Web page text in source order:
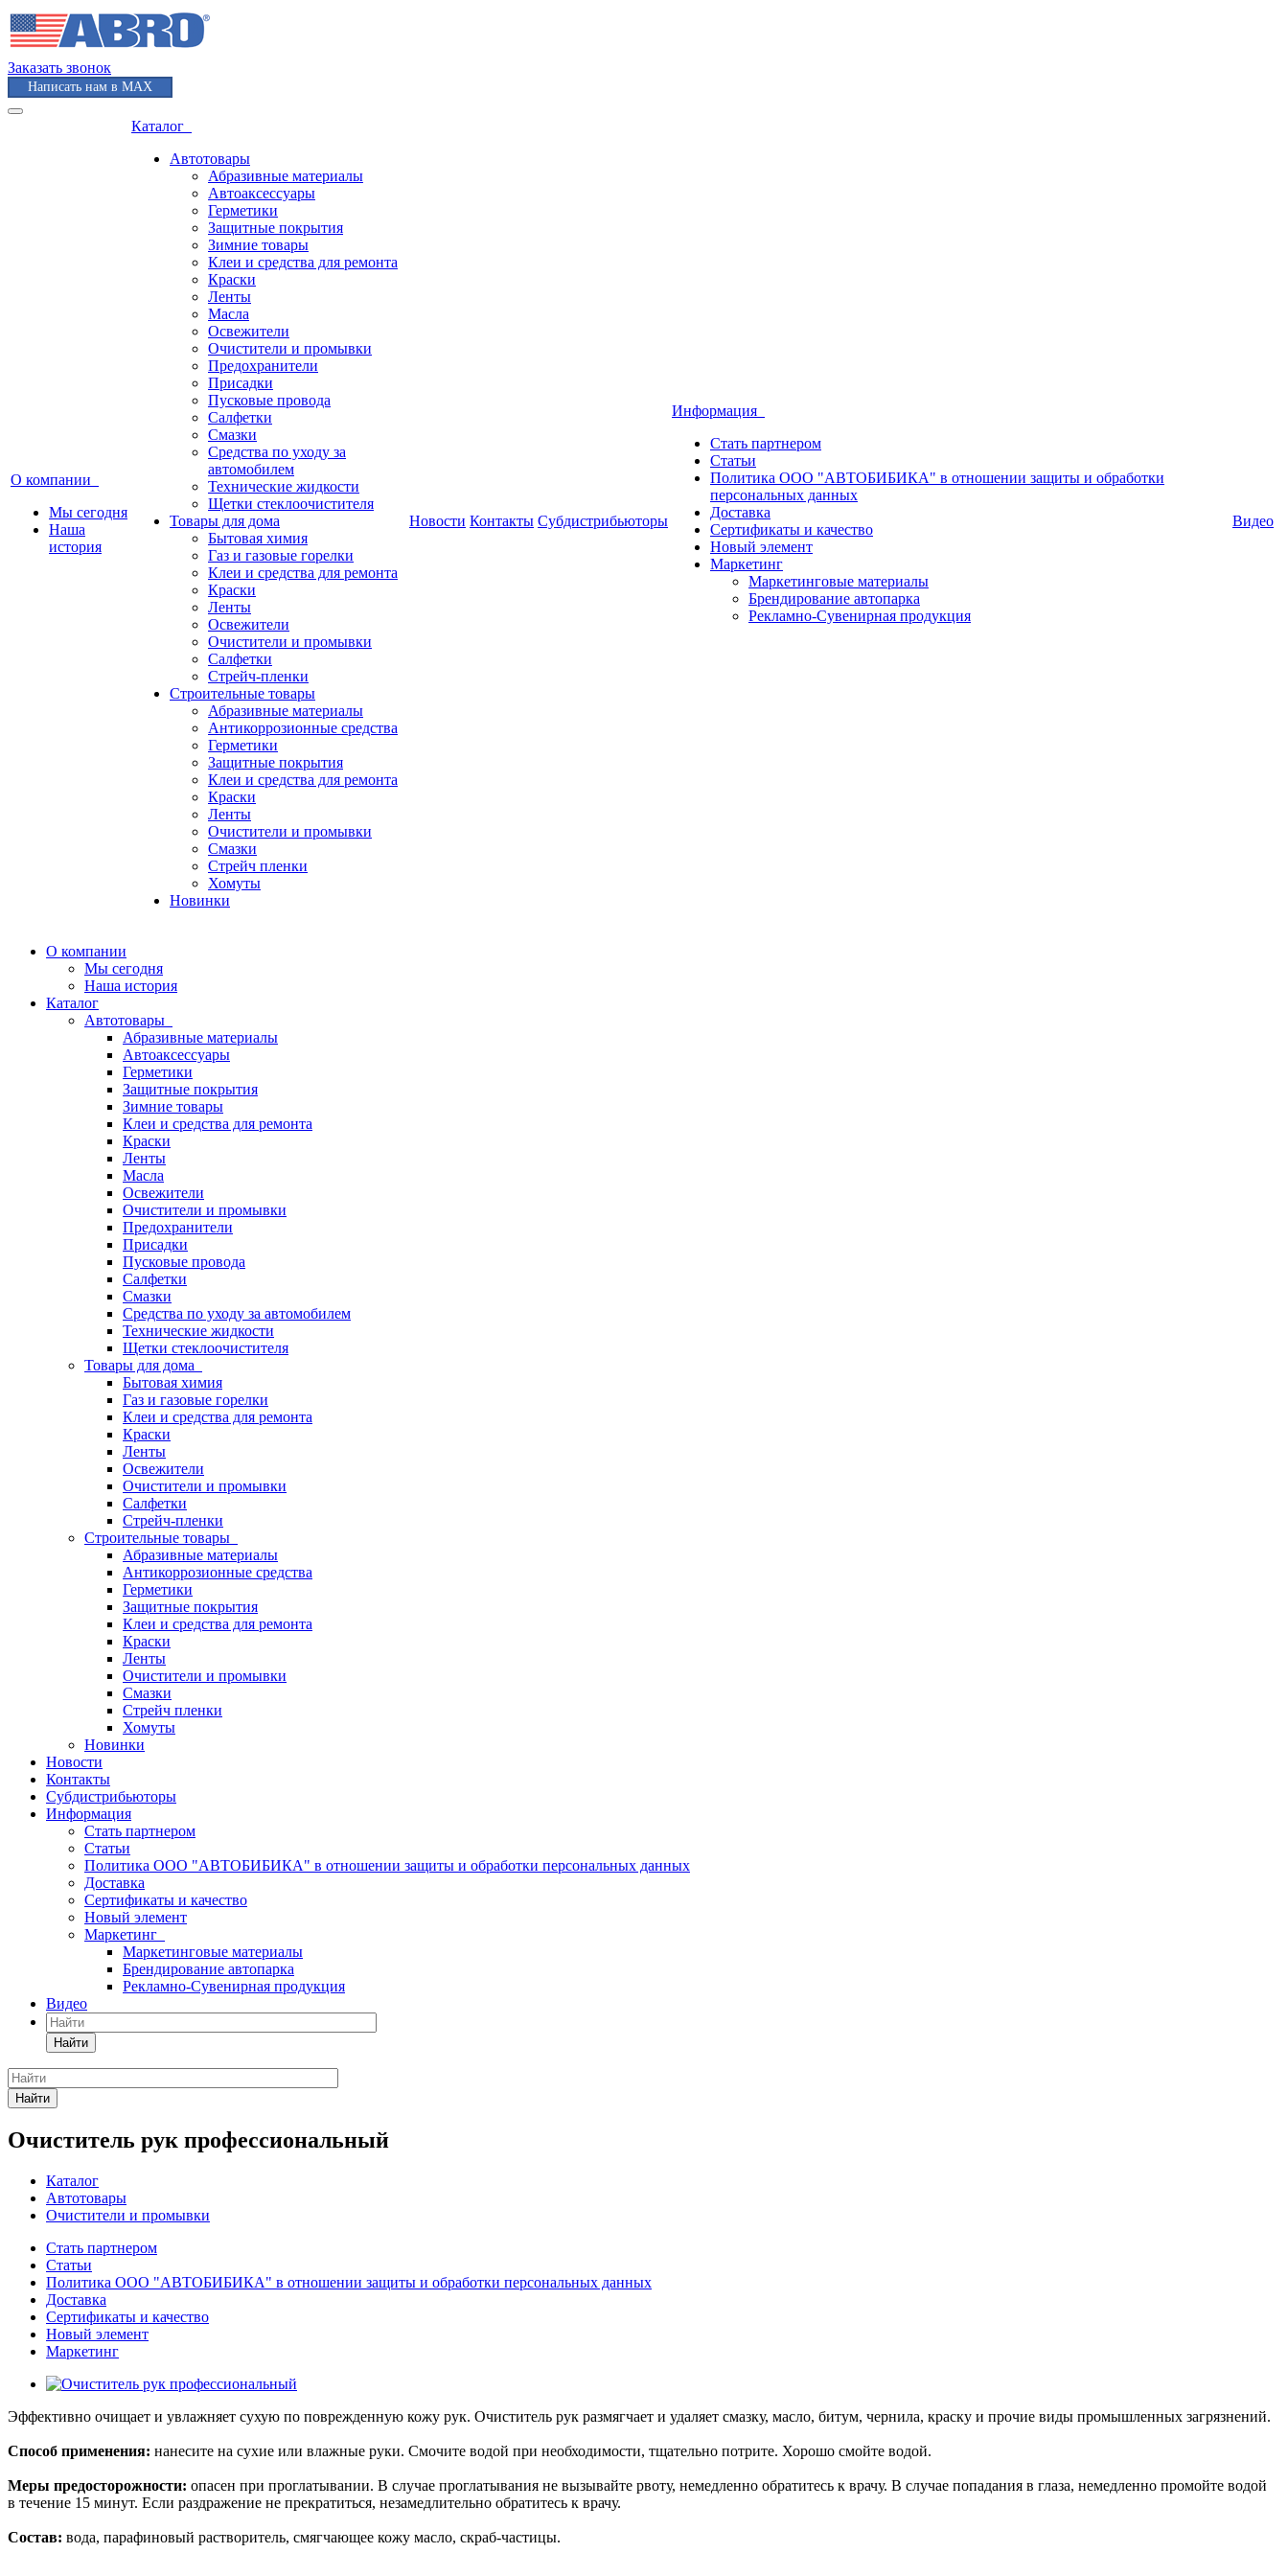
Заказать звонок
Написать нам в MAX
О компании
Мы сегодня
Наша
история
Каталог
Автотовары
Абразивные материалы
Автоаксессуары
Герметики
Защитные покрытия
Зимние товары
Клеи и средства для ремонта
Краски
Ленты
Масла
Освежители
Очистители и промывки
Предохранители
Присадки
Пусковые провода
Салфетки
Смазки
Средства по уходу за
автомобилем
Технические жидкости
Щетки стеклоочистителя
Товары для дома
Бытовая химия
Газ и газовые горелки
Клеи и средства для ремонта
Краски
Ленты
Освежители
Очистители и промывки
Салфетки
Стрейч-пленки
Строительные товары
Абразивные материалы
Антикоррозионные средства
Герметики
Защитные покрытия
Клеи и средства для ремонта
Краски
Ленты
Очистители и промывки
Смазки
Стрейч пленки
Хомуты
Новинки
Новости Контакты Субдистрибьюторы
Информация
Стать партнером
Статьи
Политика ООО "АВТОБИБИКА" в отношении защиты и обработки
персональных данных
Доставка
Сертификаты и качество
Новый элемент
Маркетинг
Маркетинговые материалы
Брендирование автопарка
Рекламно-Сувенирная продукция
Видео
О компании
Мы сегодня
Наша история
Каталог
Автотовары
Абразивные материалы
Автоаксессуары
Герметики
Защитные покрытия
Зимние товары
Клеи и средства для ремонта
Краски
Ленты
Масла
Освежители
Очистители и промывки
Предохранители
Присадки
Пусковые провода
Салфетки
Смазки
Средства по уходу за автомобилем
Технические жидкости
Щетки стеклоочистителя
Товары для дома
Бытовая химия
Газ и газовые горелки
Клеи и средства для ремонта
Краски
Ленты
Освежители
Очистители и промывки
Салфетки
Стрейч-пленки
Строительные товары
Абразивные материалы
Антикоррозионные средства
Герметики
Защитные покрытия
Клеи и средства для ремонта
Краски
Ленты
Очистители и промывки
Смазки
Стрейч пленки
Хомуты
Новинки
Новости
Контакты
Субдистрибьюторы
Информация
Стать партнером
Статьи
Политика ООО "АВТОБИБИКА" в отношении защиты и обработки персональных данных
Доставка
Сертификаты и качество
Новый элемент
Маркетинг
Маркетинговые материалы
Брендирование автопарка
Рекламно-Сувенирная продукция
Видео
Найти
Найти
Очиститель рук профессиональный
Каталог
Автотовары
Очистители и промывки
Стать партнером
Статьи
Политика ООО "АВТОБИБИКА" в отношении защиты и обработки персональных данных
Доставка
Сертификаты и качество
Новый элемент
Маркетинг
Эффективно очищает и увлажняет сухую по поврежденную кожу рук. Очиститель рук размягчает и удаляет смазку, масло, битум, чернила, краску и прочие виды промышленных загрязнений.
Способ применения: нанесите на сухие или влажные руки. Смочите водой при необходимости, тщательно потрите. Хорошо смойте водой.
Меры предосторожности: опасен при проглатывании. В случае проглатывания не вызывайте рвоту, немедленно обратитесь к врачу. В случае попадания в глаза, немедленно промойте водой
в течение 15 минут. Если раздражение не прекратиться, незамедлительно обратитесь к врачу.
Состав: вода, парафиновый растворитель, смягчающее кожу масло, скраб-частицы.